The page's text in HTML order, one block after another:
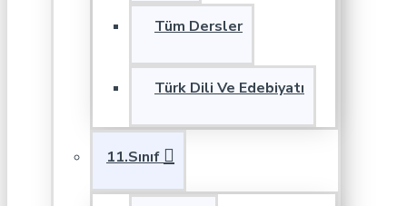
Tüm Dersler
Türk Dili Ve Edebiyatı
11.Sınıf